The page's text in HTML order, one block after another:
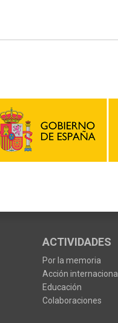
ACTIVIDADES
Por la memoria
Acción internacional
Educación
Colaboraciones